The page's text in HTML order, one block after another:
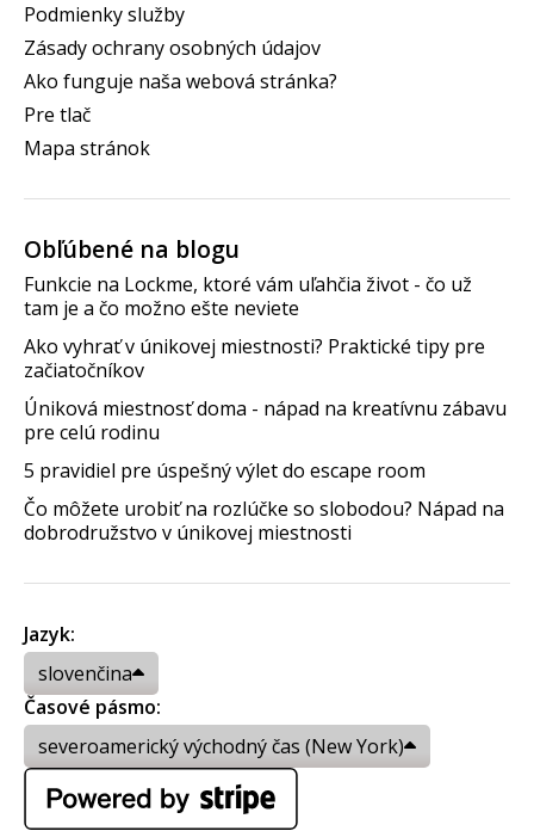
Podmienky služby
Zásady ochrany osobných údajov
Ako funguje naša webová stránka?
Pre tlač
Mapa stránok
Obľúbené na blogu
Funkcie na Lockme, ktoré vám uľahčia život - čo už
tam je a čo možno ešte neviete
Ako vyhrať v únikovej miestnosti? Praktické tipy pre
začiatočníkov
Úniková miestnosť doma - nápad na kreatívnu zábavu
pre celú rodinu
5 pravidiel pre úspešný výlet do escape room
Čo môžete urobiť na rozlúčke so slobodou? Nápad na
dobrodružstvo v únikovej miestnosti
Jazyk:
slovenčina
Časové pásmo:
severoamerický východný čas (New York)